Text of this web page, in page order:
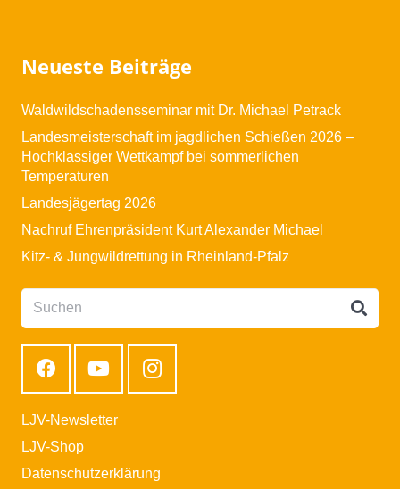
Neueste Beiträge
Waldwildschadensseminar mit Dr. Michael Petrack
Landesmeisterschaft im jagdlichen Schießen 2026 –
Hochklassiger Wettkampf bei sommerlichen
Temperaturen
Landesjägertag 2026
Nachruf Ehrenpräsident Kurt Alexander Michael
Kitz- & Jungwildrettung in Rheinland-Pfalz
LJV-Newsletter
LJV-Shop
Datenschutzerklärung